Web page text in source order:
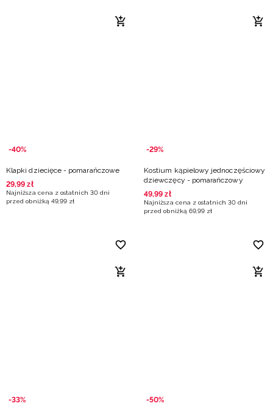
-40%
Klapki dziecięce - pomarańczowe
29,99 zł
Najniższa cena z ostatnich 30 dni
przed obniżką 49,99 zł
-29%
Kostium kąpielowy jednoczęściowy
dziewczęcy - pomarańczowy
49,99 zł
Najniższa cena z ostatnich 30 dni
przed obniżką 69,99 zł
-33% -50%